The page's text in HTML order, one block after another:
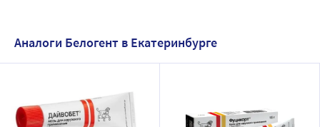
Аналоги Белогент в Екатеринбурге